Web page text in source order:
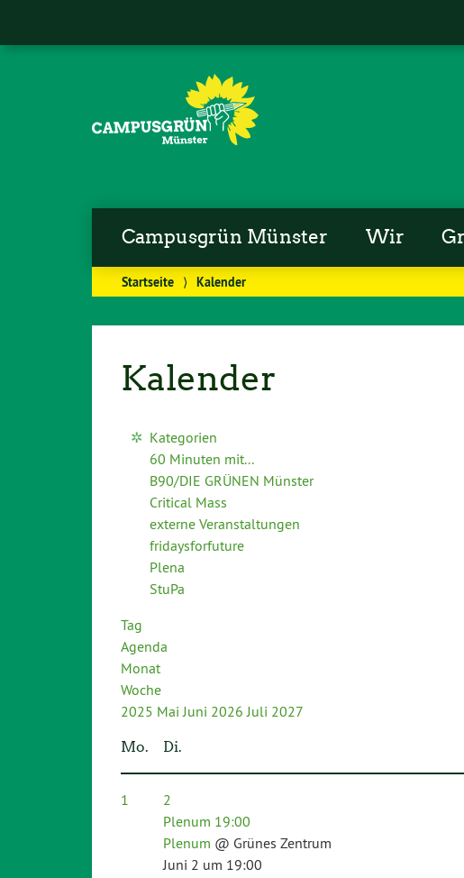
Campusgrün Münster Wir
Startseite ⟩ Kalender
Kalender
Kategorien
60 Minuten mit...
B90/DIE GRÜNEN Münster
Critical Mass
externe Veranstaltungen
fridaysforfuture
Plena
StuPa
Tag
Agenda
Monat
Woche
2025 MaiJuni 2026 Juli 2027
Mo. Di.
1
2
Plenum 19:00
Plenum @ Grünes Zentrum
Juni 2 um 19:00